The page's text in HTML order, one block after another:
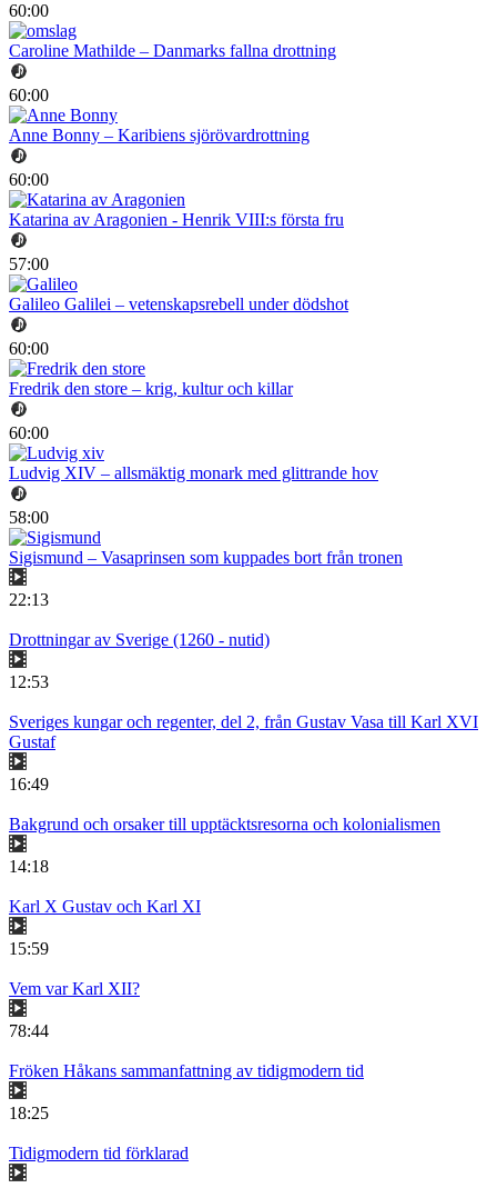
60:00
Caroline Mathilde – Danmarks fallna drottning
60:00
Anne Bonny – Karibiens sjörövardrottning
60:00
Katarina av Aragonien - Henrik VIII:s första fru
57:00
Galileo Galilei – vetenskapsrebell under dödshot
60:00
Fredrik den store – krig, kultur och killar
60:00
Ludvig XIV – allsmäktig monark med glittrande hov
58:00
Sigismund – Vasaprinsen som kuppades bort från tronen
22:13
Drottningar av Sverige (1260 - nutid)
12:53
Sveriges kungar och regenter, del 2, från Gustav Vasa till Karl XVI
Gustaf
16:49
Bakgrund och orsaker till upptäcktsresorna och kolonialismen
14:18
Karl X Gustav och Karl XI
15:59
Vem var Karl XII?
78:44
Fröken Håkans sammanfattning av tidigmodern tid
18:25
Tidigmodern tid förklarad